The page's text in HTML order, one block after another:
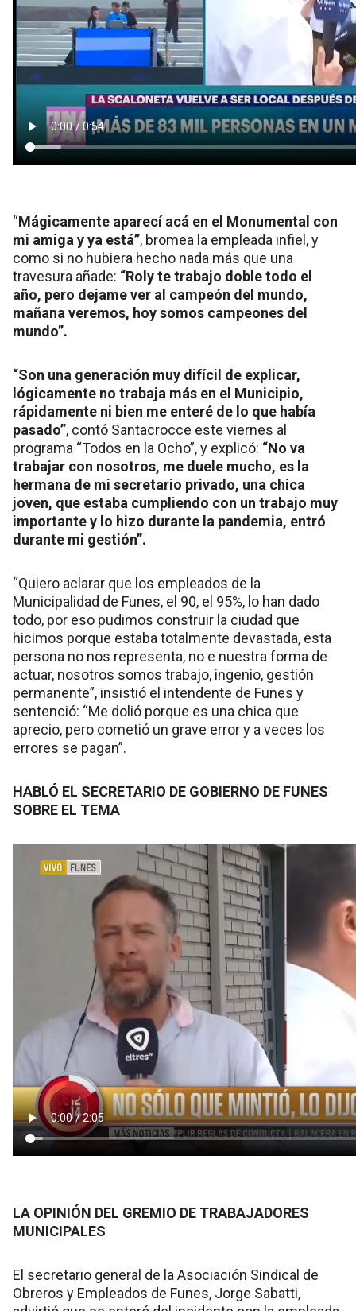
“Mágicamente aparecí acá en el Monumental con
mi amiga y ya está”, bromea la empleada infiel, y
como si no hubiera hecho nada más que una
travesura añade: “Roly te trabajo doble todo el
año, pero dejame ver al campeón del mundo,
mañana veremos, hoy somos campeones del
mundo”.
“Son una generación muy difícil de explicar,
lógicamente no trabaja más en el Municipio,
rápidamente ni bien me enteré de lo que había
pasado”, contó Santacrocce este viernes al
programa “Todos en la Ocho”, y explicó: “No va
trabajar con nosotros, me duele mucho, es la
hermana de mi secretario privado, una chica
joven, que estaba cumpliendo con un trabajo muy
importante y lo hizo durante la pandemia, entró
durante mi gestión”.
“Quiero aclarar que los empleados de la
Municipalidad de Funes, el 90, el 95%, lo han dado
todo, por eso pudimos construir la ciudad que
hicimos porque estaba totalmente devastada, esta
persona no nos representa, no e nuestra forma de
actuar, nosotros somos trabajo, ingenio, gestión
permanente”, insistió el intendente de Funes y
sentenció: “Me dolió porque es una chica que
aprecio, pero cometió un grave error y a veces los
errores se pagan”.
HABLÓ EL SECRETARIO DE GOBIERNO DE FUNES
SOBRE EL TEMA
LA OPINIÓN DEL GREMIO DE TRABAJADORES
MUNICIPALES
El secretario general de la Asociación Sindical de
Obreros y Empleados de Funes, Jorge Sabatti,